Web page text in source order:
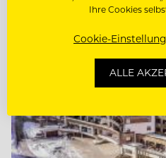
Entdecke alle Jobs
Ihre Cookies
Cookie-
ALLE